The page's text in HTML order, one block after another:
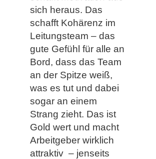
sich heraus. Das
schafft Kohärenz im
Leitungsteam – das
gute Gefühl für alle an
Bord, dass das Team
an der Spitze weiß,
was es tut und dabei
sogar an einem
Strang zieht. Das ist
Gold wert und macht
Arbeitgeber wirklich
attraktiv – jenseits